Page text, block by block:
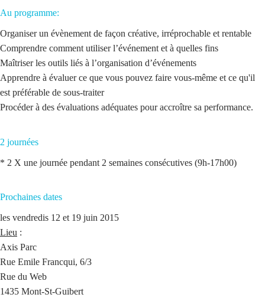
Au programme:
Organiser un évènement de façon créative, irréprochable et rentable
Comprendre comment utiliser l’événement et à quelles fins
Maîtriser les outils liés à l’organisation d’événements
Apprendre à évaluer ce que vous pouvez faire vous-même et ce qu'il
est préférable de sous-traiter
Procéder à des évaluations adéquates pour accroître sa performance.
2 journées
* 2 X une journée pendant 2 semaines consécutives (9h-17h00)
Prochaines dates
les vendredis 12 et 19 juin 2015
Lieu :
Axis Parc
Rue Emile Francqui, 6/3
Rue du Web
1435 Mont-St-Guibert